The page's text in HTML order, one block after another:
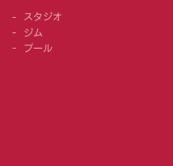
スタジオ
ジム
プール